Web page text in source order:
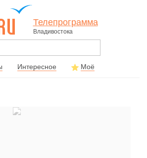
Телепрограмма
Владивостока
Интересное Моё